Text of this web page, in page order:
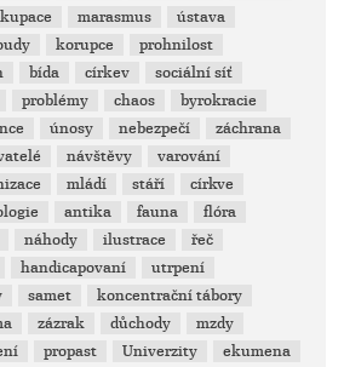
marasmus
ústava
korupce
prohnilost
bída církev
sociální síť
problémy chaos
byrokracie
únosy nebezpečí
záchrana
návštěvy
varování
mládí stáří
církve
antika fauna
flóra
náhody ilustrace
řeč
handicapovaní
utrpení
samet
koncentrační tábory
zázrak důchody
mzdy
propast Univerzity
ekumena